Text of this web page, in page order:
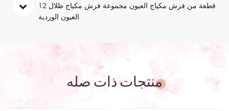
12 قطعة من فرش مكياج العيون مجموعة فرش مكياج ظلال
العيون الوردية
منتجات ذات صله